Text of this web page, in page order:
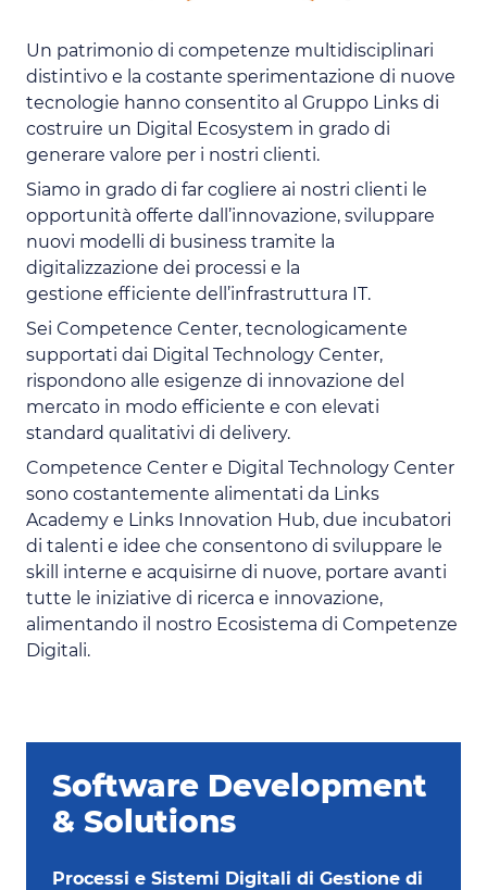
Un patrimonio di competenze multidisciplinari
distintivo e la costante sperimentazione di nuove
tecnologie hanno consentito al Gruppo Links di
costruire un Digital Ecosystem in grado di
generare valore per i nostri clienti.
Siamo in grado di far cogliere ai nostri clienti le
opportunità offerte dall’innovazione, sviluppare
nuovi modelli di business tramite la
digitalizzazione dei processi e la
gestione efficiente dell’infrastruttura IT.
Sei Competence Center, tecnologicamente
supportati dai Digital Technology Center,
rispondono alle esigenze di innovazione del
mercato in modo efficiente e con elevati
standard qualitativi di delivery.
Competence Center e Digital Technology Center
sono costantemente alimentati da Links
Academy e Links Innovation Hub, due incubatori
di talenti e idee che consentono di sviluppare le
skill interne e acquisirne di nuove, portare avanti
tutte le iniziative di ricerca e innovazione,
alimentando il nostro Ecosistema di Competenze
Digitali.
Software Development
& Solutions
Processi e Sistemi Digitali di Gestione di